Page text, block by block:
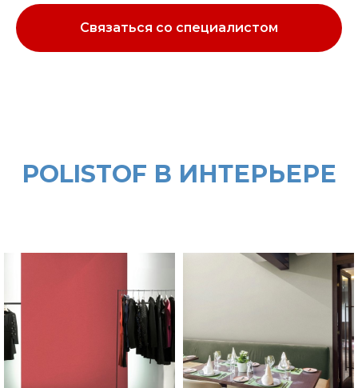
Связаться со специалистом
POLISTOF В ИНТЕРЬЕРЕ